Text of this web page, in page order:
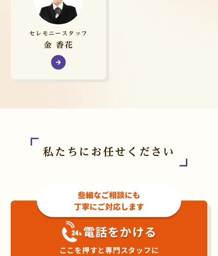
セレモニースタッフ
金 香花
私たちにお任せください
些細なご相談にも
丁寧にご対応します
ここを押すと専門スタッフに
電話をかける